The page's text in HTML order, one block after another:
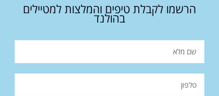
הרשמו לקבלת טיפים והמלצות למטיילים
בהולנד